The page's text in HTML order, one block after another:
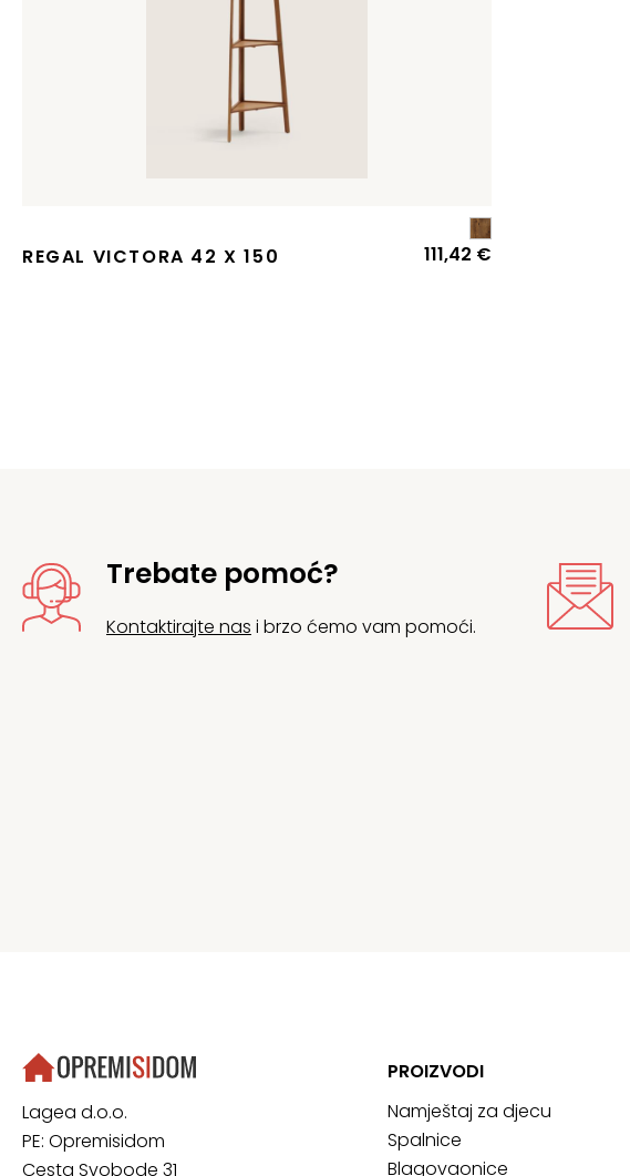
REGAL VICTORA 42 X 150 111,42 €
Trebate pomoć?
Kontaktirajte nas i brzo ćemo vam pomoći.
Lagea d.o.o.
PE: Opremisidom
Cesta Svobode 31
PROIZVODI
Namještaj za djecu
Spalnice
Blagovaonice